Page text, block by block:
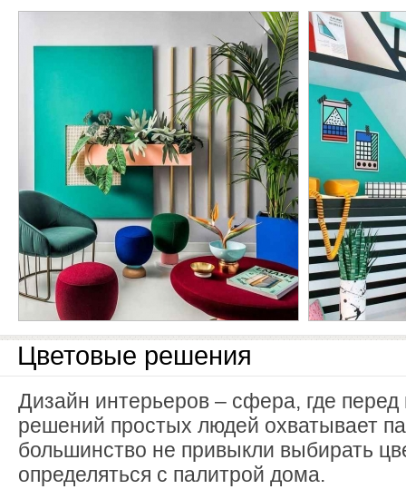
Цветовые решения
Дизайн интерьеров – сфера, где
решений простых людей охватывает
большинство не привыкли выбирать
определяться с палитрой дома.